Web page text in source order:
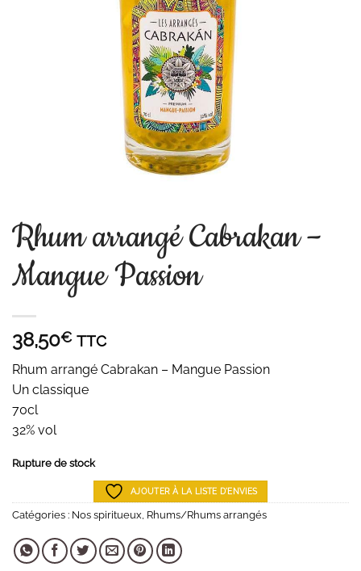
Rhum arrangé Cabrakan –
Mangue Passion
38,50€ TTC
Rhum arrangé Cabrakan – Mangue Passion
Un classique
70cl
32% vol
Rupture de stock
AJOUTER À LA LISTE D'ENVIES
Catégories : Nos spiritueux Rhums/Rhums arrangés